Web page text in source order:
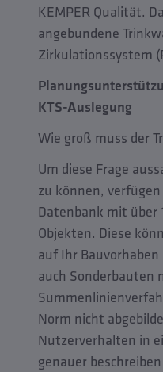
KEMPER Qualität.
angebundene
Zirkulationssystem
KTS-Auslegung
Wie groß muss der
Um diese Frage
zu können,
Datenbank mit über
Objekten. Diese
auf Ihr Bauvorhaben
auch Sonderbauten
Norm nicht
Nutzerverhalten in
genauer